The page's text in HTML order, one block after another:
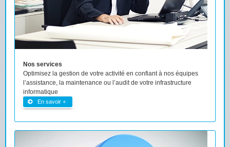
Nos services
Optimisez la gestion de votre activité en confiant à nos équipes
l’assistance, la maintenance ou l’audit de votre infrastructure
informatique
En savoir +